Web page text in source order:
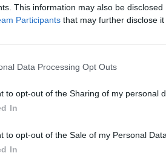
This information may also be
Participants that may further disclose
Data Processing Opt Outs
to opt-out of the Sharing of my personal
In
to opt-out of the Sale of my Personal Data.
In
à FAB
de NY